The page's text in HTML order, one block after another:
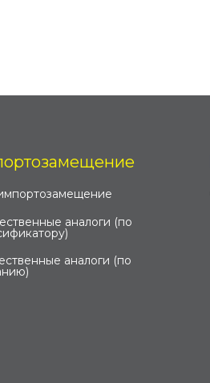
аналоги (по
аналоги (по